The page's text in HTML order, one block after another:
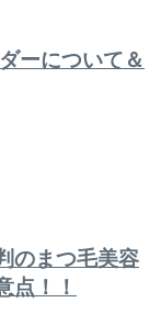
ーについて＆
のまつ毛美容
点！！